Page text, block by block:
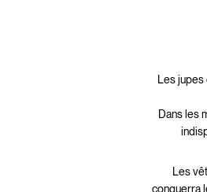
Les jupes
Dans les
Les
conquerra